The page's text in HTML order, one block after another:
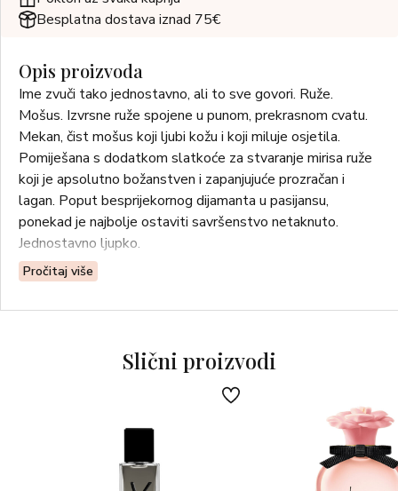
Besplatna dostava iznad 75€
Opis proizvoda
Ime zvuči tako jednostavno, ali to sve govori. Ruže.
Mošus. Izvrsne ruže spojene u punom, prekrasnom cvatu.
Mekan, čist mošus koji ljubi kožu i koji miluje osjetila.
Pomiješana s dodatkom slatkoće za stvaranje mirisa ruže
koji je apsolutno božanstven i zapanjujuće prozračan i
lagan. Poput besprijekornog dijamanta u pasijansu,
ponekad je najbolje ostaviti savršenstvo netaknuto.
Jednostavno ljupko.
Pročitaj više
Slični proizvodi